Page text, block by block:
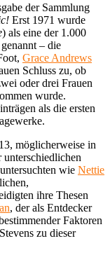
der Sammlung
Erst 1971 wurde
) als eine der 1.000
– die
Grace Andrews
Schluss zu, ob
oder drei Frauen
wurde.
als die ersten
möglicherweise in
unterschiedlichen
wie Nettie
ihre Thesen
, der als Entdecker
Faktoren
zu dieser